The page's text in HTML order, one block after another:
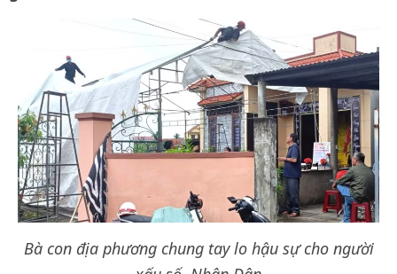
Bà con địa phương chung tay lo hậu sự cho người